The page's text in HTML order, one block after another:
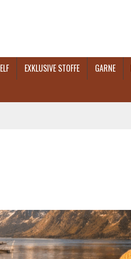
EXKLUSIVE STOFFE GARNE